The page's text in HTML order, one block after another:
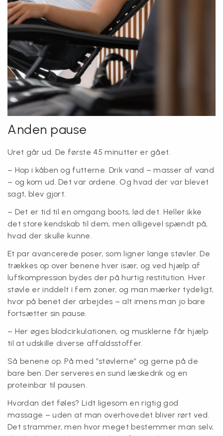
Anden pause
Uret går ud. De første 45 minutter er gået.
– Hop i kåben og futterne. Drik vand – masser af vand
– og kom ud. Det var ordene. Og hvad der var blevet
sagt, blev gjort.
– Det er tid til en omgang boots, lød det. Heller ikke
det store kendskab til dem, men alligevel spændt på,
hvad der skulle kunne.
Et par avancerede poser, som ligner lange støvler. De
trækkes op over benene hver især, og ved hjælp af
luftkompression bydes der på hurtig restitution. Hver
støvle er inddelt i fem zoner, og man mærker tydeligt,
hvor på benet der arbejdes – alt imens man jo bare
fortsætter sin pause.
– Her øges blodcirkulationen, og musklerne får hjælp
til at udskille diverse affaldsstoffer.
Så benene op. På med ”støvlerne” og gerne på de
bare ben. Der serveres en sund læskedrik og en
proteinbar til pausen.
Hvordan det føles? Lidt ligesom en rigtig god
massage – uden at man overhovedet bliver rørt ved.
Det strammer, men hvor meget bestemmer man selv,